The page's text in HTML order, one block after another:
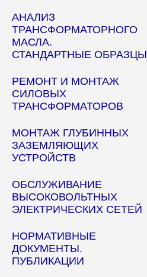
АНАЛИЗ
ТРАНСФОРМАТОРНОГО
МАСЛА.
СТАНДАРТНЫЕ ОБРАЗЦЫ
РЕМОНТ И МОНТАЖ
СИЛОВЫХ
ТРАНСФОРМАТОРОВ
МОНТАЖ ГЛУБИННЫХ
ЗАЗЕМЛЯЮЩИХ
УСТРОЙСТВ
ОБСЛУЖИВАНИЕ
ВЫСОКОВОЛЬТНЫХ
ЭЛЕКТРИЧЕСКИХ СЕТЕЙ
НОРМАТИВНЫЕ
ДОКУМЕНТЫ.
ПУБЛИКАЦИИ